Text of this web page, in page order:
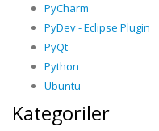
PyCharm
PyDev - Eclipse Plugin
PyQt
Python
Ubuntu
Kategoriler